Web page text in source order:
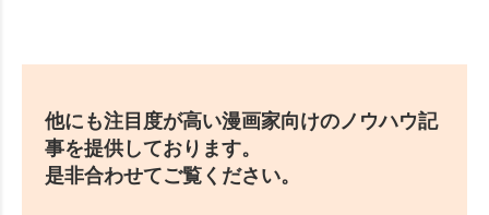
他にも注目度が高い漫画家向けのノウハウ記
事を提供しております。
是非合わせてご覧ください。